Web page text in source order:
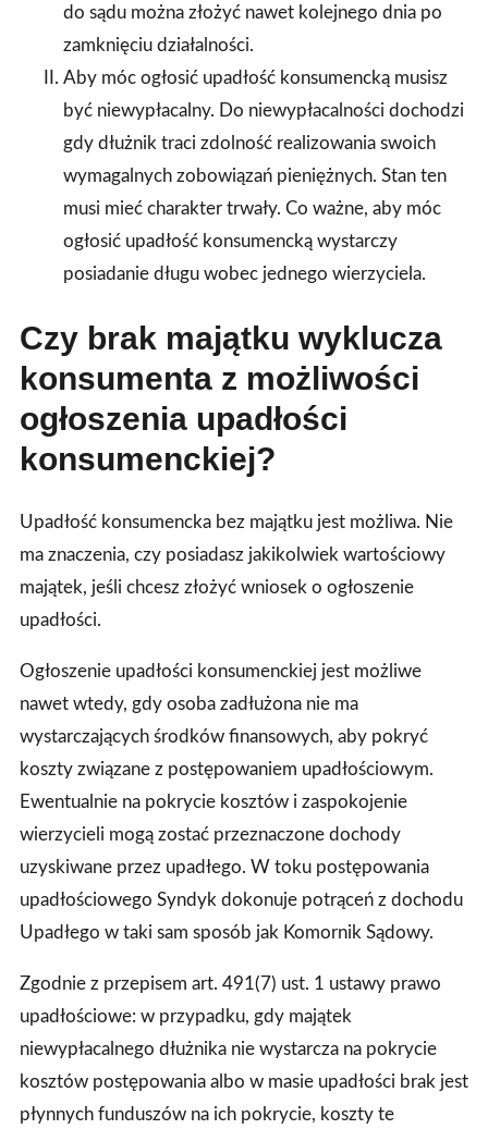
do sądu można złożyć nawet kolejnego dnia po
zamknięciu działalności.
Aby móc ogłosić upadłość konsumencką musisz
być niewypłacalny. Do niewypłacalności dochodzi
gdy dłużnik traci zdolność realizowania swoich
wymagalnych zobowiązań pieniężnych. Stan ten
musi mieć charakter trwały. Co ważne, aby móc
ogłosić upadłość konsumencką wystarczy
posiadanie długu wobec jednego wierzyciela.
Czy brak majątku wyklucza
konsumenta z możliwości
ogłoszenia upadłości
konsumenckiej?
Upadłość konsumencka bez majątku jest możliwa. Nie
ma znaczenia, czy posiadasz jakikolwiek wartościowy
majątek, jeśli chcesz złożyć wniosek o ogłoszenie
upadłości.
Ogłoszenie upadłości konsumenckiej jest możliwe
nawet wtedy, gdy osoba zadłużona nie ma
wystarczających środków finansowych, aby pokryć
koszty związane z postępowaniem upadłościowym.
Ewentualnie na pokrycie kosztów i zaspokojenie
wierzycieli mogą zostać przeznaczone dochody
uzyskiwane przez upadłego. W toku postępowania
upadłościowego Syndyk dokonuje potrąceń z dochodu
Upadłego w taki sam sposób jak Komornik Sądowy.
Zgodnie z przepisem art. 491(7) ust. 1 ustawy prawo
upadłościowe: w przypadku, gdy majątek
niewypłacalnego dłużnika nie wystarcza na pokrycie
kosztów postępowania albo w masie upadłości brak jest
płynnych funduszów na ich pokrycie, koszty te